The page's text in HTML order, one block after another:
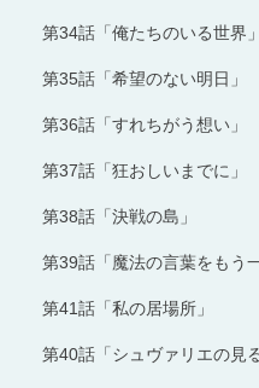
第34話「俺たちのいる世界」
第35話「希望のない明日」
第36話「すれちがう想い」
第37話「狂おしいまでに」
第38話「決戦の島」
第39話「魔法の言葉をもう一
第41話「私の居場所」
第40話「シュヴァリエの見る